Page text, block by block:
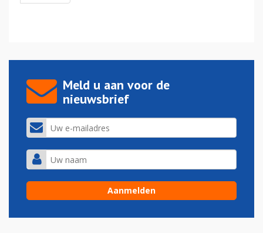
Meld u aan voor de
nieuwsbrief